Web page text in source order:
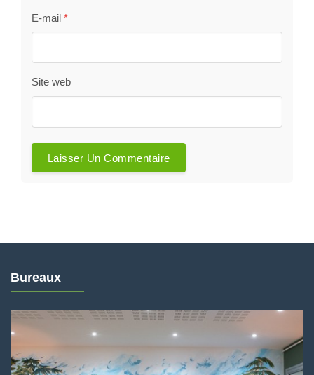
E-mail *
Site web
Bureaux